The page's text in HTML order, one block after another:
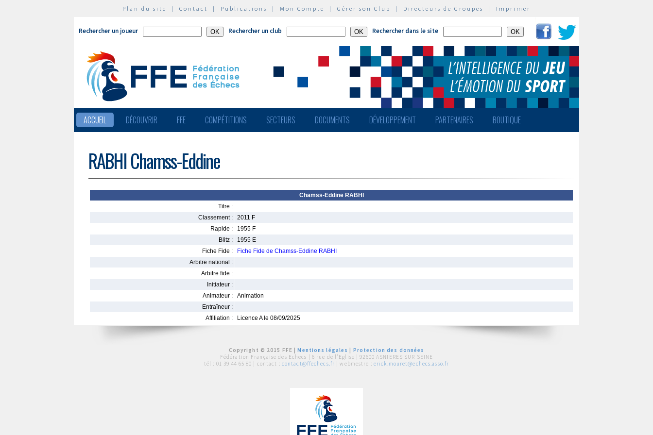
Plan du site | Contact | Publications | Mon Compte | Gérer son Club | Directeurs de Groupes | Imprimer
Rechercher un joueur Rechercher un club Rechercher dans le site
ACCUEIL DÉCOUVRIR FFE COMPÉTITIONS SECTEURS DOCUMENTS DÉVELOPPEMENT PARTENAIRES BOUTIQUE
RABHI Chamss-Eddine
Chamss-Eddine RABHI
Titre :
Classement :
2011 F
Rapide :
1955 F
Blitz :
1955 E
Fiche Fide :
Fiche Fide de Chamss-Eddine RABHI
Arbitre national :
Arbitre fide :
Initiateur :
Animateur :
Animation
Entraîneur :
Affiliation :
Licence A le 08/09/2025
Copyright © 2015 FFE |Mentions légales
Protection des données
Fédération Française des Echecs | 6 rue de l'Eglise | 92600 ASNIERES SUR SEINE
tél : 01 39 44 65 80 | contact : contact@ffechecs.fr | webmestre : erick.mouret@echecs.asso.fr